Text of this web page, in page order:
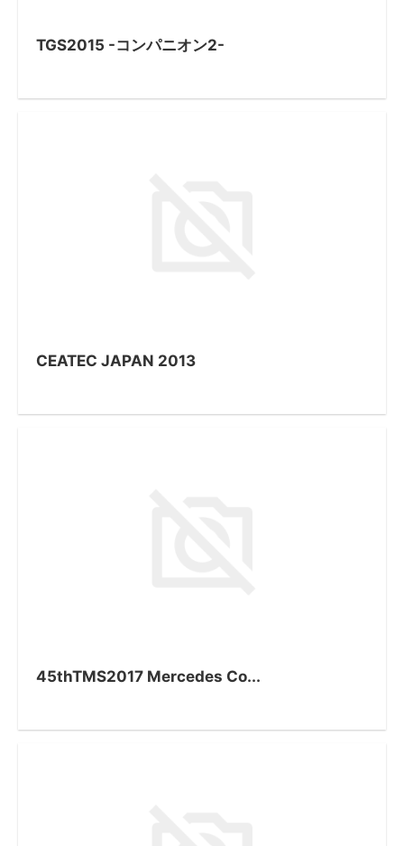
TGS2015 -コンパニオン2-
CEATEC JAPAN 2013
45thTMS2017 Mercedes Co...